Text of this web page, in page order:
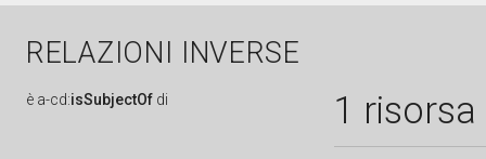
RELAZIONI INVERSE
è a-cd:isSubjectOf di 1 risorsa